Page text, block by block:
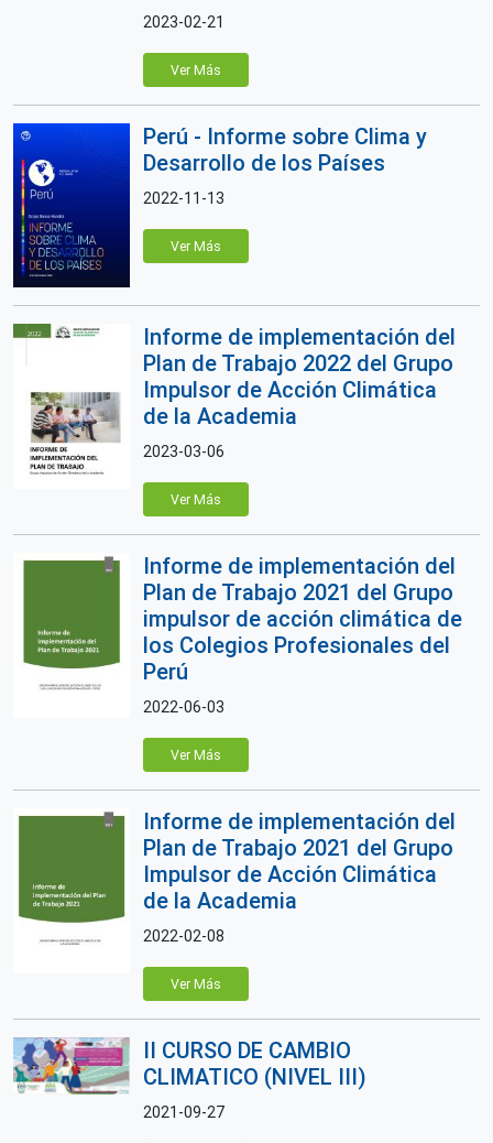
2023-02-21
Ver Más
Perú - Informe sobre Clima y
Desarrollo de los Países
2022-11-13
Ver Más
Informe de implementación del
Plan de Trabajo 2022 del Grupo
Impulsor de Acción Climática
de la Academia
2023-03-06
Ver Más
Informe de implementación del
Plan de Trabajo 2021 del Grupo
impulsor de acción climática de
los Colegios Profesionales del
Perú
2022-06-03
Ver Más
Informe de implementación del
Plan de Trabajo 2021 del Grupo
Impulsor de Acción Climática
de la Academia
2022-02-08
Ver Más
II CURSO DE CAMBIO
CLIMATICO (NIVEL III)
2021-09-27